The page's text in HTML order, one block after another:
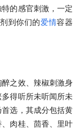
的感官刺激，一定
到你们的爱情容器
之效、辣椒刺激身
得听所未听闻所未
选，其成分包括黄
肉桂、茴香、里叶